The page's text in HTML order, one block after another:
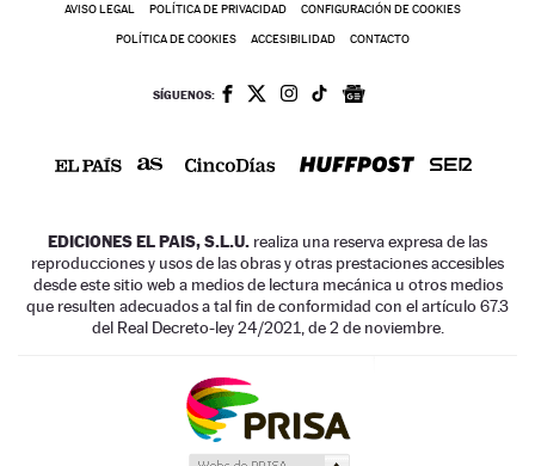
AVISO LEGAL POLÍTICA DE PRIVACIDAD CONFIGURACIÓN DE COOKIES
POLÍTICA DE COOKIES ACCESIBILIDAD CONTACTO
SÍGUENOS:
EDICIONES EL PAIS, S.L.U. realiza una reserva expresa de las
reproducciones y usos de las obras y otras prestaciones accesibles
desde este sitio web a medios de lectura mecánica u otros medios
que resulten adecuados a tal fin de conformidad con el artículo 67.3
del Real Decreto-ley 24/2021, de 2 de noviembre.